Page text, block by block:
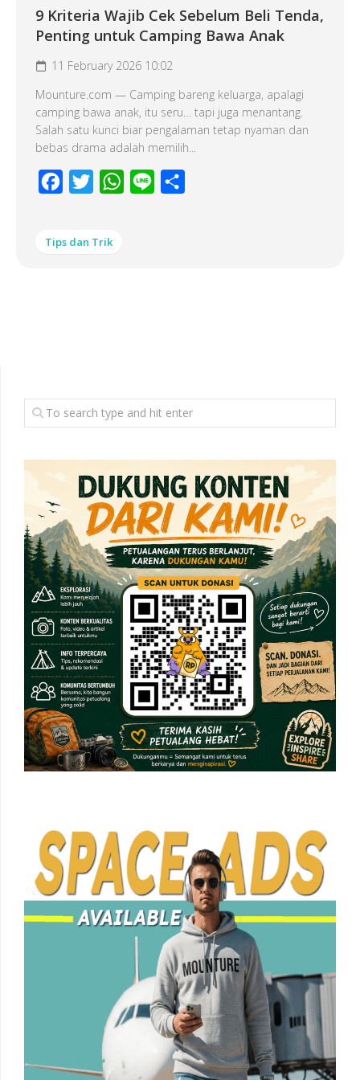
9 Kriteria Wajib Cek Sebelum Beli Tenda,
Penting untuk Camping Bawa Anak
11 February 2026 10:02
Mounture.com — Camping bareng keluarga, apalagi
camping bawa anak, itu seru… tapi juga menantang.
Salah satu kunci biar pengalaman tetap nyaman dan
bebas drama adalah memilih...
Facebook
Twitter WhatsApp
Line
Tips dan Trik